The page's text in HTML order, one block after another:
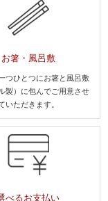
お箸・風呂敷
つひとつにお箸と風呂敷
製）に包んでご用意させ
いただきます。
べるお支払い